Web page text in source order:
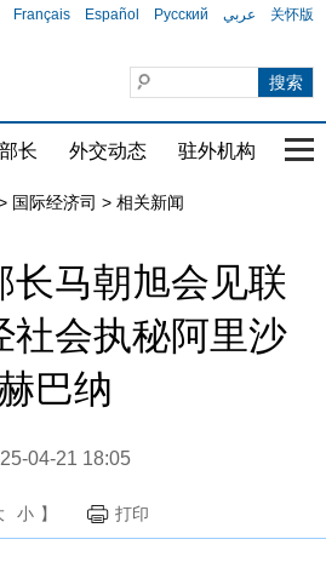
Français Español Русский عربي 关怀版
长 外交动态 驻外机构 国
国际经济司 > 相关新闻
长马朝旭会见联
社会执秘阿里沙
巴纳
04-21 18:05
小 】 打印